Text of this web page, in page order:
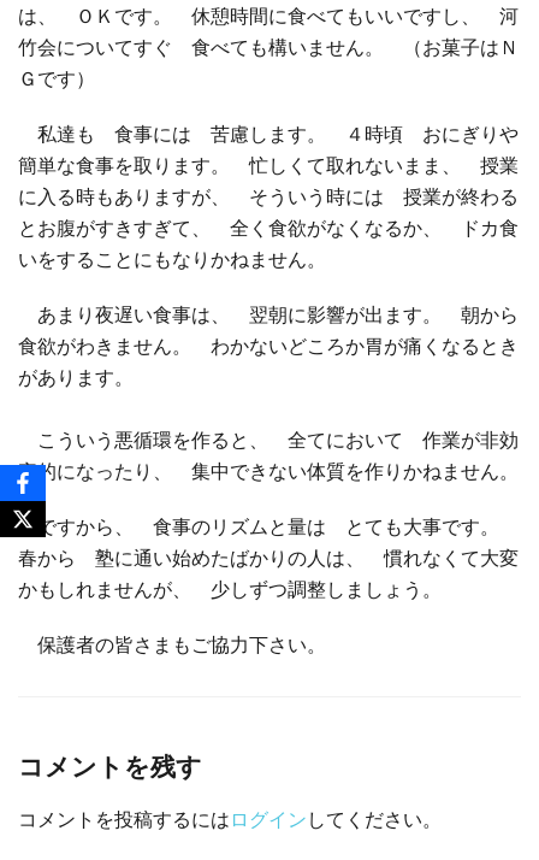
は、 ＯＫです。 休憩時間に食べてもいいですし、 河
竹会についてすぐ 食べても構いません。 （お菓子はＮ
Ｇです）
私達も 食事には 苦慮します。 ４時頃 おにぎりや
簡単な食事を取ります。 忙しくて取れないまま、 授業
に入る時もありますが、 そういう時には 授業が終わる
とお腹がすきすぎて、 全く食欲がなくなるか、 ドカ食
いをすることにもなりかねません。
あまり夜遅い食事は、 翌朝に影響が出ます。 朝から
食欲がわきません。 わかないどころか胃が痛くなるとき
があります。
こういう悪循環を作ると、 全てにおいて 作業が非効
率的になったり、 集中できない体質を作りかねません。
ですから、 食事のリズムと量は とても大事です。
春から 塾に通い始めたばかりの人は、 慣れなくて大変
かもしれませんが、 少しずつ調整しましょう。
保護者の皆さまもご協力下さい。
コメントを残す
コメントを投稿するには ログイン してください。